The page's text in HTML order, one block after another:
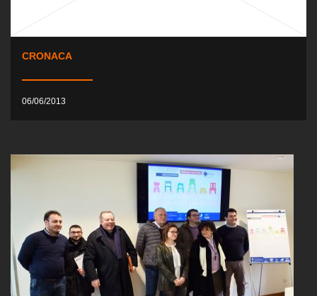
CRONACA
06/06/2013